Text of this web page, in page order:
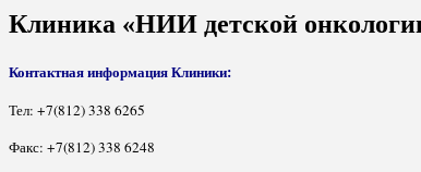
Клиника «НИИ детской
Контактная информация Клиники:
Тел: +7(812) 338 6265
Факс: +7(812) 338 6248